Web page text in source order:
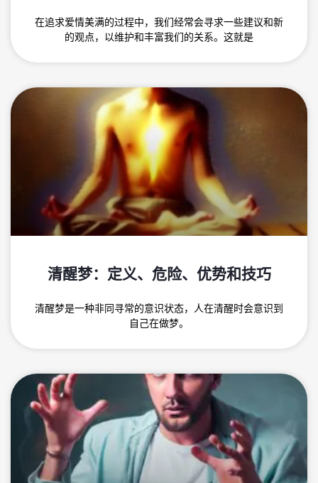
在追求爱情美满的过程中，我们经常会寻求一些建议和新
的观点，以维护和丰富我们的关系。这就是
清醒梦：定义、危险、优势和技巧
清醒梦是一种非同寻常的意识状态，人在清醒时会意识到
自己在做梦。